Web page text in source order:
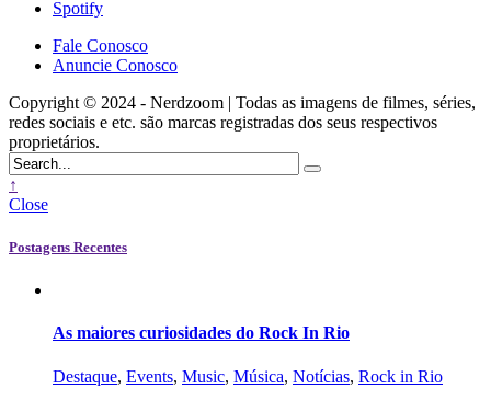
Spotify
Fale Conosco
Anuncie Conosco
Copyright © 2024 - Nerdzoom | Todas as imagens de filmes, séries,
redes sociais e etc. são marcas registradas dos seus respectivos
proprietários.
↑
Close
Postagens Recentes
As maiores curiosidades do Rock In Rio
Destaque, Events, Music, Música, Notícias, Rock in Rio